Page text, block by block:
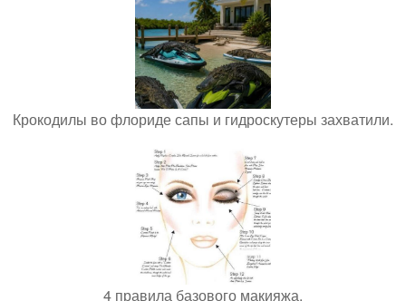
Крокодилы во флориде сапы и гидроскутеры захватили.
4 правила базового макияжа.